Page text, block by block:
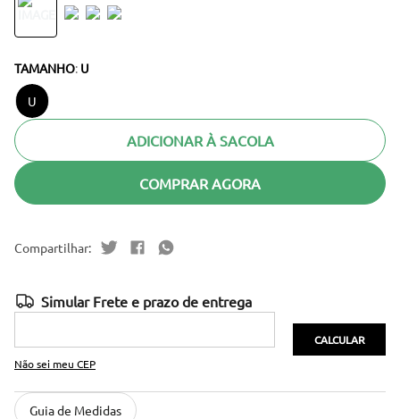
TAMANHO: U
U
ADICIONAR À SACOLA
COMPRAR AGORA
Não sei meu CEP
Guia de Medidas